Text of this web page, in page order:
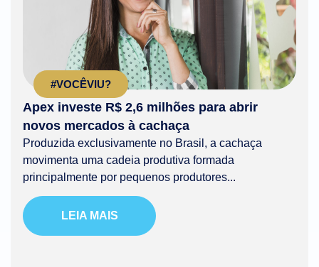
#VOCÊVIU?
Apex investe R$ 2,6 milhões para abrir
novos mercados à cachaça
Produzida exclusivamente no Brasil, a cachaça
movimenta uma cadeia produtiva formada
principalmente por pequenos produtores...
LEIA MAIS